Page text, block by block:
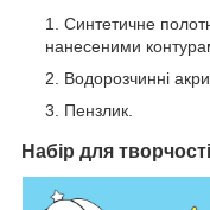
Набір для
Синтетичне
нанесеними
Водорозчинні
Пензлик.